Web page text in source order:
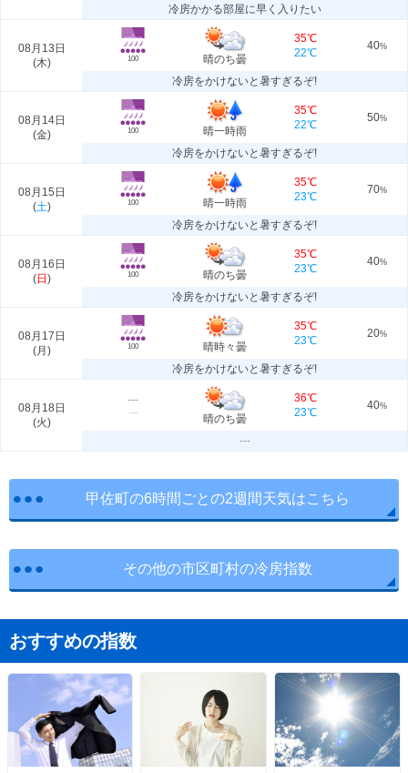
冷房かかる部屋に早く入りたい
08月13日
(木) 100 晴のち曇
35℃
22℃
40%
冷房をかけないと暑すぎるぞ!
08月14日
(金) 100 晴一時雨
35℃
22℃
50%
冷房をかけないと暑すぎるぞ!
08月15日
(土) 100 晴一時雨
35℃
23℃
70%
冷房をかけないと暑すぎるぞ!
08月16日
(日 ) 100 晴のち曇
35℃
23℃
40%
冷房をかけないと暑すぎるぞ!
08月17日
(月 ) 100 晴時々曇
35℃
23℃
20%
冷房をかけないと暑すぎるぞ!
08月18日
(火)
---
---
晴のち曇
36℃
23℃
40%
---
甲佐町の6時間ごとの2週間天気はこちら
その他の市区町村の冷房指数
おすすめの指数